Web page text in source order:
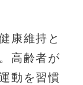
康維持と
高齢者が
動を習慣